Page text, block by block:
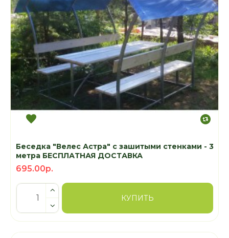
Беседка "Велес Астра" с зашитыми стенками - 3
метра БЕСПЛАТНАЯ ДОСТАВКА
695.00р.
КУПИТЬ